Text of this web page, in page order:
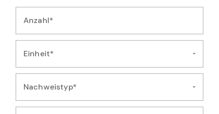
Anzahl*
Geben Sie die Anzahl der beobachteten Exemplare ein
Einheit*
Wählen Sie die Einheit für die Mengenangabe aus
Nachweistyp*
Wählen Sie die Art des Nachweises für diese Beobachtung